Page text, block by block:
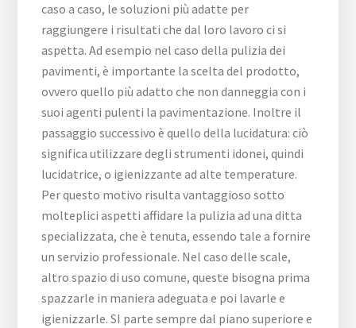
caso a caso, le soluzioni più adatte per
raggiungere i risultati che dal loro lavoro ci si
aspetta. Ad esempio nel caso della pulizia dei
pavimenti, è importante la scelta del prodotto,
ovvero quello più adatto che non danneggia con i
suoi agenti pulenti la pavimentazione. Inoltre il
passaggio successivo è quello della lucidatura: ciò
significa utilizzare degli strumenti idonei, quindi
lucidatrice, o igienizzante ad alte temperature.
Per questo motivo risulta vantaggioso sotto
molteplici aspetti affidare la pulizia ad una ditta
specializzata, che è tenuta, essendo tale a fornire
un servizio professionale. Nel caso delle scale,
altro spazio di uso comune, queste bisogna prima
spazzarle in maniera adeguata e poi lavarle e
igienizzarle. SI parte sempre dal piano superiore e